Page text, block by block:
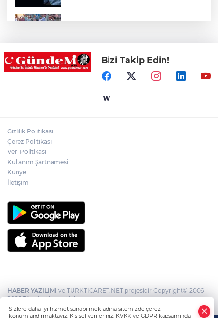
Zonguldak'ta Rüzgarlımeşe İlkokulu'nun
yıkımı gerçekleştirildi!
Bizi Takip Edin!
Gizlilik Politikası
Çerez Politikası
Veri Politikası
Kullanım Şartnamesi
Künye
İletişim
HABER YAZILIMI ve TURKTICARET.NET projesidir Copyright© 2006-
2026 Tüm hakları saklıdır.
Sizlere daha iyi hizmet sunabilmek adına sitemizde çerez
konumlandırmaktayız. Kişisel verileriniz, KVKK ve GDPR kapsamında